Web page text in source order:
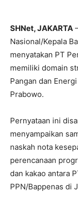
SHNet, JAKARTA
Nasional/Kepala
menyatakan PT
memiliki domain
Pangan dan
Prabowo.
Pernyataan ini
menyampaikan
naskah nota
perencanaan
dan kakao antara
PPN/Bappenas di